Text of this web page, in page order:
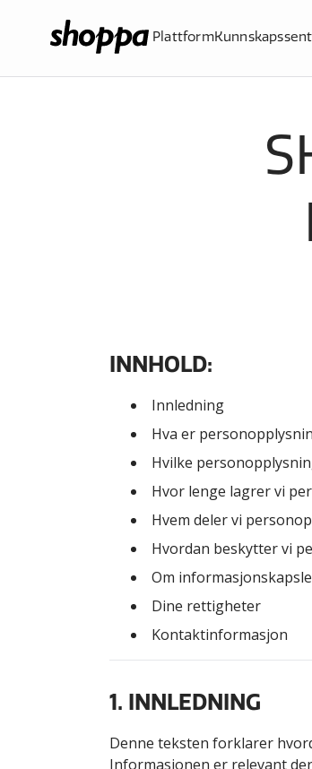
Plattform
INNHOLD:
Innledning
Hva er
Hvilke
Hvor lenge lagrer vi
Hvem deler vi
Hvordan beskytter vi
Om
Dine rettigheter
Kontaktinformasjon
1. INNLEDNING
Denne teksten forklarer
Informasjonen er relevant